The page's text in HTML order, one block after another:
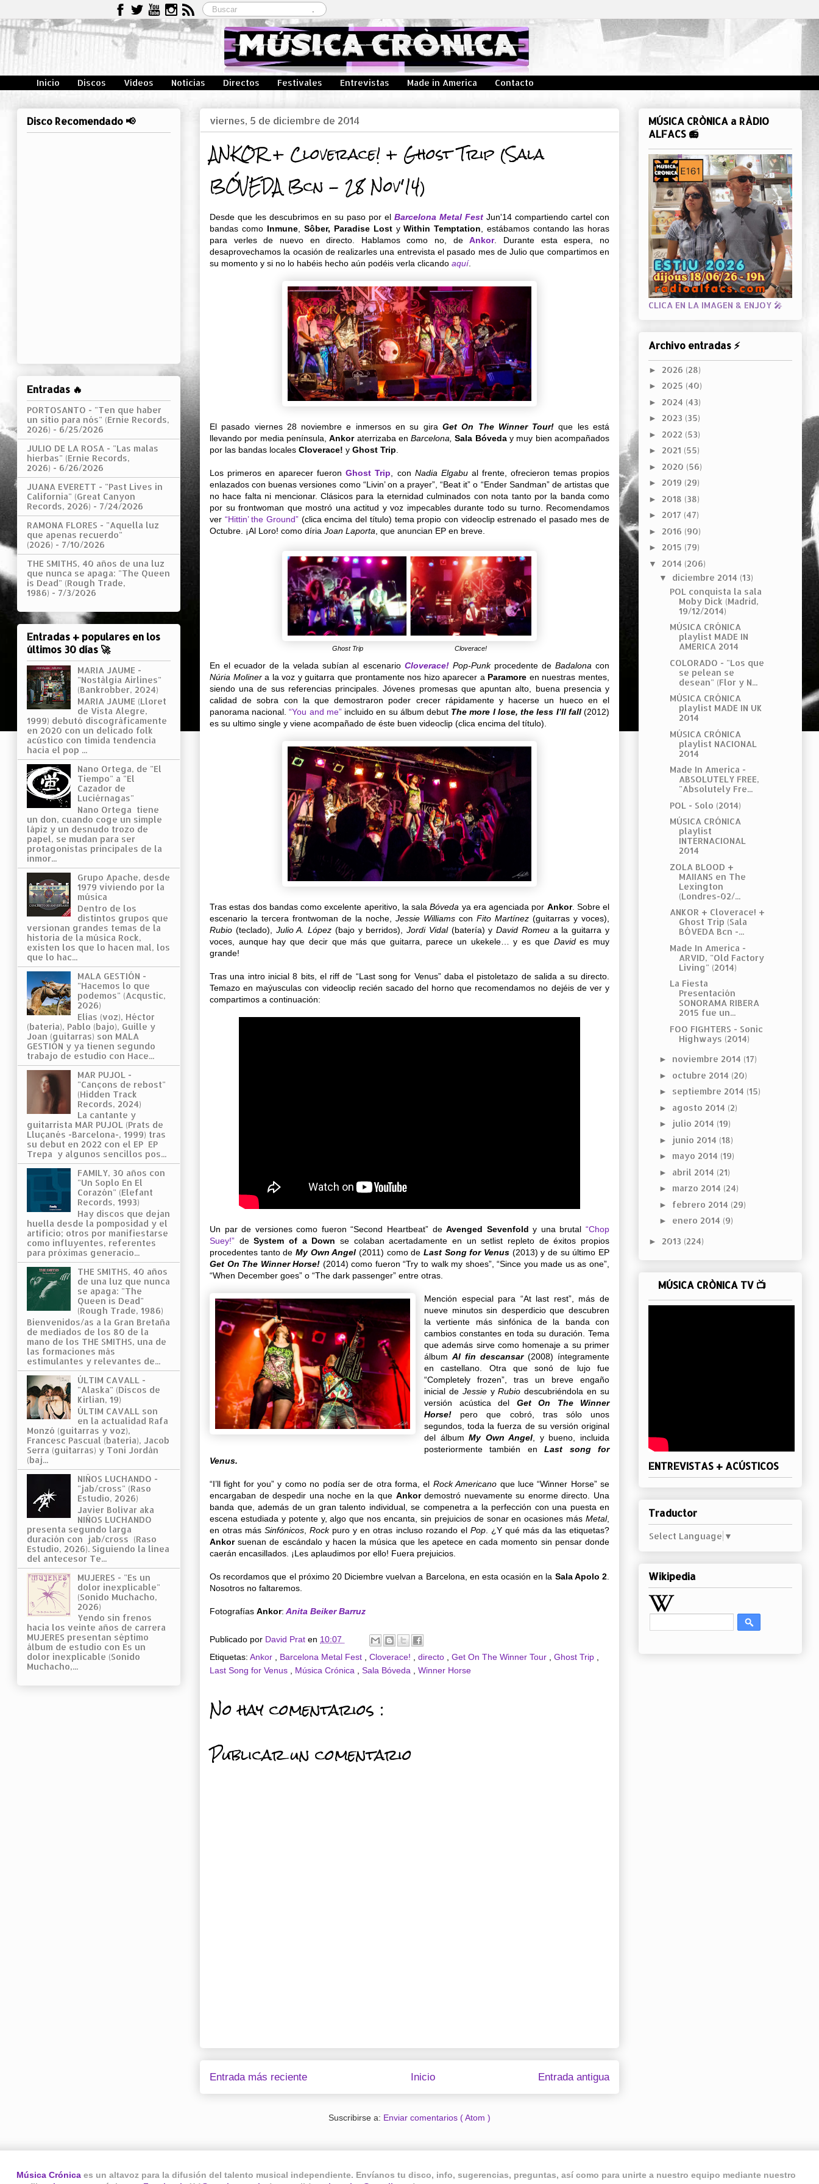
Inicio Discos Vídeos Noticias Directos Festivales Entrevistas Made in America Contacto
viernes, 5 de diciembre de 2014
ANKOR + Cloverace! + Ghost Trip (Sala
BÓVEDA Bcn - 28 Nov'14)
Desde que les descubrimos en su paso por el Barcelona Metal Fest Jun'14 compartiendo cartel con
bandas como Inmune, Sôber, Paradise LostyWithin Temptation , estábamos contando las horas
para verles de nuevo en directo. Hablamos como no, deAnkor. Durante esta espera, no
desaprovechamos la ocasión de realizarles una entrevista el pasado mes de Julio que compartimos en
su momento y si no lo habéis hecho aún podéis verla clicando aquí.
El pasado viernes 28 noviembre e inmersos en su gira Get On The Winner Tour! que les está
llevando por media península,Ankoraterrizaba enBarcelona, Sala Bóveday muy bien acompañados
por las bandas locales Cloverace! y Ghost Trip
Los primeros en aparecer fueronGhost Trip , con Nadia Elgabual frente, ofrecieron temas propios
enlazados con buenas versiones como “Livin’ on a prayer”, “Beat it” o “Ender Sandman” de artistas que
no hace falta ni mencionar. Clásicos para la eternidad culminados con nota tanto por la banda como
por su frontwoman que mostró una actitud y voz impecables durante todo su turno. Recomendamos
ver “Hittin’ the Ground” (clica encima del título) tema propio con videoclip estrenado el pasado mes de
Octubre. ¡Al Loro! como díria Joan Laporta , que anuncian EP en breve.
Ghost Trip Cloverace!
En el ecuador de la velada subían al escenario Cloverace!Pop-Punk procedente de Badalona con
Núria Molinera la voz y guitarra que prontamente nos hizo aparecer a Paramore en nuestras mentes,
siendo una de sus referencias principales. Jóvenes promesas que apuntan alto, buena presencia y
calidad de sobra con la que demostraron poder crecer rápidamente y hacerse un hueco en el
panorama nacional.“You and me”incluido en su álbum debut The more I lose, the less I’ll fall(2012)
es su ultimo single y viene acompañado de éste buen videoclip (clica encima del título).
Tras estas dos bandas como excelente aperitivo, la salaBóveda ya era agenciada por Ankor. Sobre el
escenario la tercera frontwoman de la noche, Jessie Williams con Fito Martínez (guitarras y voces),
Rubio (teclado), Julio A. López (bajo y berridos),Jordi Vidal(batería) yDavid Romeua la guitarra y
voces, aunque hay que decir que más que guitarra, parece un ukekele… y es que Davides muy
grande!
Tras una intro inicial 8 bits, el riff de “Last song for Venus” daba el pistoletazo de salida a su directo.
Temazo en maýusculas con videoclip recién sacado del horno que recomendamos no dejéis de ver y
compartimos a continuación:
Un par de versiones como fueron “Second Heartbeat” deAvenged Sevenfold y una brutal“Chop
Suey!” deSystem of a Downse colaban acertadamente en un setlist repleto de éxitos propios
procedentes tanto de My Own Angel (2011) como deLast Song for Venus (2013) y de su último EP
Get On The Winner Horse! (2014) como fueron “Try to walk my shoes”, “Since you made us as one”,
“When December goes” o “The dark passenger” entre otras.
Mención especial para “At last rest”, más de
nueve minutos sin desperdicio que descubren
la vertiente más sinfónica de la banda con
cambios constantes en toda su duración. Tema
que además sirve como homenaje a su primer
álbum Al fin descansar(2008) íntegramente
en castellano. Otra que sonó de lujo fue
“Completely frozen”, tras un breve engaño
inicial de JessieyRubio descubriéndola en su
versión acústica del Get On The Winner
Horse! pero que cobró, tras sólo unos
segundos, toda la fuerza de su versión original
del álbumMy Own Angel
y bueno, incluida
posteriormente también en Last song for
Venus.
“I’ll fight for you” y como no podía ser de otra forma, el Rock Americano que luce “Winner Horse” se
encargaban de despedir una noche en la que Ankordemostró nuevamente su enorme directo. Una
banda que, además de un gran talento individual, se compenetra a la perfección con una puesta en
escena estudiada y potente y, algo que nos encanta, sin prejuicios de sonar en ocasiones más Metal,
en otras másSinfónicos Rock puro y en otras incluso rozando el Pop. ¿Y qué más da las etiquetas?
Ankorsuenan de escándalo y hacen la música que les apetece en cada momento sin pensar donde
caerán encasillados. ¡Les aplaudimos por ello! Fuera prejuicios.
Os recordamos que el próximo 20 Diciembre vuelvan a Barcelona, en esta ocasión en la Sala Apolo 2
Nosotros no faltaremos.
Fotografías Ankor: Anita Beiker Barruz
Publicado por David Prat en 10:07
Etiquetas: Ankor Barcelona Metal Fest Cloverace! directo Get On The Winner Tour Ghost Trip
Last Song for Venus
Música Crónica Sala Bóveda Winner Horse
No hay comentarios :
Publicar un comentario
Entrada más reciente Entrada antigua
Inicio
Suscribirse a: Enviar comentarios ( Atom )
Disco Recomendado 📢
Entradas 🔥
PORTOSANTO - "Ten que haber
un sitio para nós" (Ernie Records,
2026) - 6/25/2026
JULIO DE LA ROSA - "Las malas
hierbas" (Ernie Records,
2026) - 6/26/2026
JUANA EVERETT - "Past Lives in
California" (Great Canyon
Records, 2026) - 7/24/2026
RAMONA FLORES - "Aquella luz
que apenas recuerdo"
(2026) - 7/10/2026
THE SMITHS, 40 años de una luz
que nunca se apaga: "The Queen
is Dead" (Rough Trade,
1986) - 7/3/2026
Entradas + populares en los
últimos 30 días 🚀
MARIA JAUME -
"Nostàlgia Airlines"
(Bankrobber, 2024)
MARIA JAUME (Lloret
de Vista Alegre,
1999) debutó discográficamente
en 2020 con un delicado folk
acústico con tímida tendencia
hacia el pop ...
Nano Ortega, de "El
Tiempo" a "El
Cazador de
Luciérnagas"
Nano Ortega tiene
un don, cuando coge un simple
lápiz y un desnudo trozo de
papel, se mudan para ser
protagonistas principales de la
inmor...
Grupo Apache, desde
1979 viviendo por la
música
Dentro de los
distintos grupos que
versionan grandes temas de la
historia de la música Rock,
existen los que lo hacen mal, los
que lo hac...
MALA GESTIÓN -
"Hacemos lo que
podemos" (Acqustic,
2026)
Elías (voz), Héctor
(batería), Pablo (bajo), Guille y
Joan (guitarras) son MALA
GESTIÓN y ya tienen segundo
trabajo de estudio con Hace...
MAR PUJOL -
"Cançons de rebost"
(Hidden Track
Records, 2024)
La cantante y
guitarrista MAR PUJOL (Prats de
Lluçanés -Barcelona-, 1999) tras
su debut en 2022 con el EP EP
Trepa y algunos sencillos pos...
FAMILY, 30 años con
"Un Soplo En El
Corazón" (Elefant
Records, 1993)
Hay discos que dejan
huella desde la pomposidad y el
artificio; otros por manifiestarse
como influyentes, referentes
para próximas generacio...
THE SMITHS, 40 años
de una luz que nunca
se apaga: "The
Queen is Dead"
(Rough Trade, 1986)
Bienvenidos/as a la Gran Bretaña
de mediados de los 80 de la
mano de los THE SMITHS, una de
las formaciones más
estimulantes y relevantes de...
ÚLTIM CAVALL -
"Alaska" (Discos de
Kirlian, 19)
ÚLTIM CAVALL son
en la actualidad Rafa
Monzó (guitarras y voz),
Francesc Pascual (batería), Jacob
Serra (guitarras) y Toni Jordán
(baj...
NIÑOS LUCHANDO -
"jab/cross" (Raso
Estudio, 2026)
Javier Bolívar aka
NIÑOS LUCHANDO
presenta segundo larga
duración con jab/cross (Raso
Estudio, 2026). Siguiendo la línea
del antecesor Te...
MUJERES - "Es un
dolor inexplicable"
(Sonido Muchacho,
2026)
Yendo sin frenos
hacia los veinte años de carrera
MUJERES presentan séptimo
álbum de estudio con Es un
dolor inexplicable (Sonido
Muchacho,...
MÚSICA CRÒNICA a RÀDIO
ALFACS 📻
CLICA EN LA IMAGEN & ENJOY 🎤
Archivo entradas ⚡
► 2026 (28)
► 2025 (40)
► 2024 (43)
► 2023 (35)
► 2022 (53)
► 2021 (55)
► 2020 (56)
► 2019 (29)
► 2018 (38)
► 2017 (47)
► 2016 (90)
► 2015 (79)
▼ 2014 (206)
▼ diciembre 2014 (13)
POL conquista la sala
Moby Dick (Madrid,
19/12/2014)
MÚSICA CRÓNICA
playlist MADE IN
AMERICA 2014
COLORADO - "Los que
se pelean se
desean" (Flor y N...
MÚSICA CRÓNICA
playlist MADE IN UK
2014
MÚSICA CRÓNICA
playlist NACIONAL
2014
Made In America -
ABSOLUTELY FREE,
"Absolutely Fre...
POL - Solo (2014)
MÚSICA CRÓNICA
playlist
INTERNACIONAL
2014
ZOLA BLOOD +
MAIIANS en The
Lexington
(Londres-02/...
ANKOR + Cloverace! +
Ghost Trip (Sala
BÓVEDA Bcn -...
Made In America -
ARVID, "Old Factory
Living" (2014)
La Fiesta
Presentación
SONORAMA RIBERA
2015 fue un...
FOO FIGHTERS - Sonic
Highways (2014)
► noviembre 2014 (17)
► octubre 2014 (20)
► septiembre 2014 (15)
► agosto 2014 (2)
► julio 2014 (19)
► junio 2014 (18)
► mayo 2014 (19)
► abril 2014 (21)
► marzo 2014 (24)
► febrero 2014 (29)
► enero 2014 (9)
► 2013 (224)
MÚSICA CRÒNICA TV 📺
ENTREVISTAS + ACÚSTICOS
Traductor
Select Language ▼
Wikipedia
Música Crónica es un altavoz para la difusión del talento musical independiente. Envíanos tu disco, info, sugerencias, preguntas, así como para unirte a nuestro equipo mediante nuestro